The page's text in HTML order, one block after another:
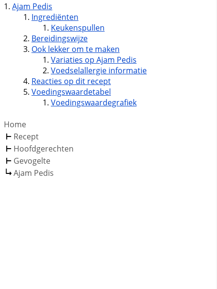
Ajam Pedis
Ingrediënten
Keukenspullen
Bereidingswijze
Ook lekker om te maken
Variaties op Ajam Pedis
Voedselallergie informatie
Reacties op dit recept
Voedingswaardetabel
Voedingswaardegrafiek
Home
Recept
Hoofdgerechten
Gevogelte
Ajam Pedis